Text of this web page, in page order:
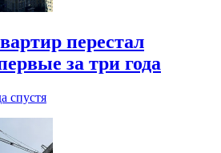
перестал
за три года
спустя